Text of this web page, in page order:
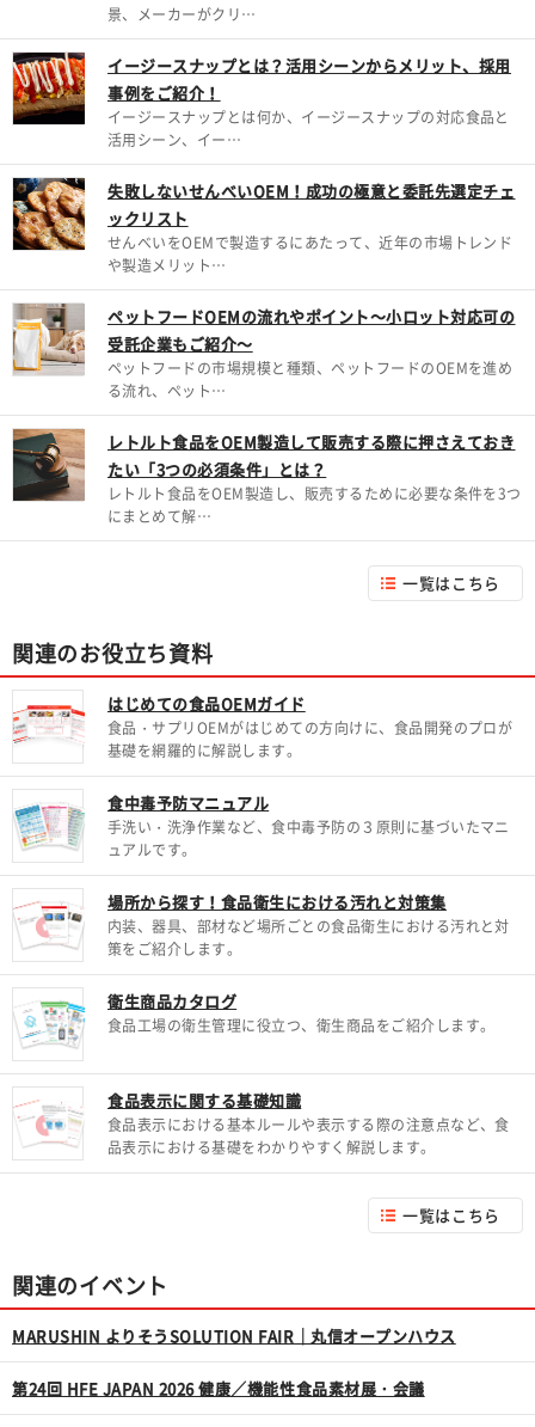
景、メーカーがクリ…
イージースナップとは？活用シーンからメリット、採用
事例をご紹介！
イージースナップとは何か、イージースナップの対応食品と
活用シーン、イー…
失敗しないせんべいOEM！成功の極意と委託先選定チェ
ックリスト
せんべいをOEMで製造するにあたって、近年の市場トレンド
や製造メリット…
ペットフードOEMの流れやポイント～小ロット対応可の
受託企業もご紹介～
ペットフードの市場規模と種類、ペットフードのOEMを進め
る流れ、ペット…
レトルト食品をOEM製造して販売する際に押さえておき
たい「3つの必須条件」とは？
レトルト食品をOEM製造し、販売するために必要な条件を3つ
にまとめて解…
一覧はこちら
関連のお役立ち資料
はじめての食品OEMガイド
食品・サプリOEMがはじめての方向けに、食品開発のプロが
基礎を網羅的に解説します。
食中毒予防マニュアル
手洗い・洗浄作業など、食中毒予防の３原則に基づいたマニ
ュアルです。
場所から探す！食品衛生における汚れと対策集
内装、器具、部材など場所ごとの食品衛生における汚れと対
策をご紹介します。
衛生商品カタログ
食品工場の衛生管理に役立つ、衛生商品をご紹介します。
食品表示に関する基礎知識
食品表示における基本ルールや表示する際の注意点など、食
品表示における基礎をわかりやすく解説します。
一覧はこちら
関連のイベント
MARUSHIN よりそうSOLUTION FAIR｜丸信オープンハウス
第24回 HFE JAPAN 2026 健康／機能性食品素材展・会議